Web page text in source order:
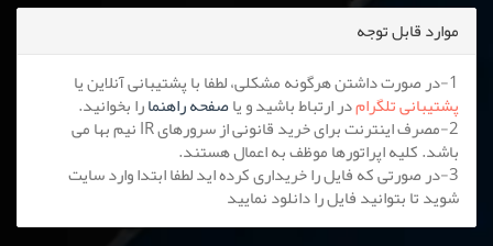
موارد قابل توجه
1-در صورت داشتن هرگونه مشکلی، لطفا با پشتیبانی آنلاین یا
پشتیبانی تلگرامدر ارتباط باشید و یاصفحه راهنمارا بخوانید.
2-مصرف اینترنت برای خرید قانونی از سرورهای IR نیم بها می
باشد. کلیه اپراتورها موظف به اعمال هستند.
3-در صورتی که فایل را خریداری کرده اید لطفا ابتدا وارد سایت
شوید تا بتوانید فایل را دانلود نمایید